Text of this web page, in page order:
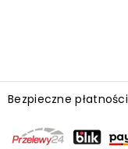
Bezpieczne płatności